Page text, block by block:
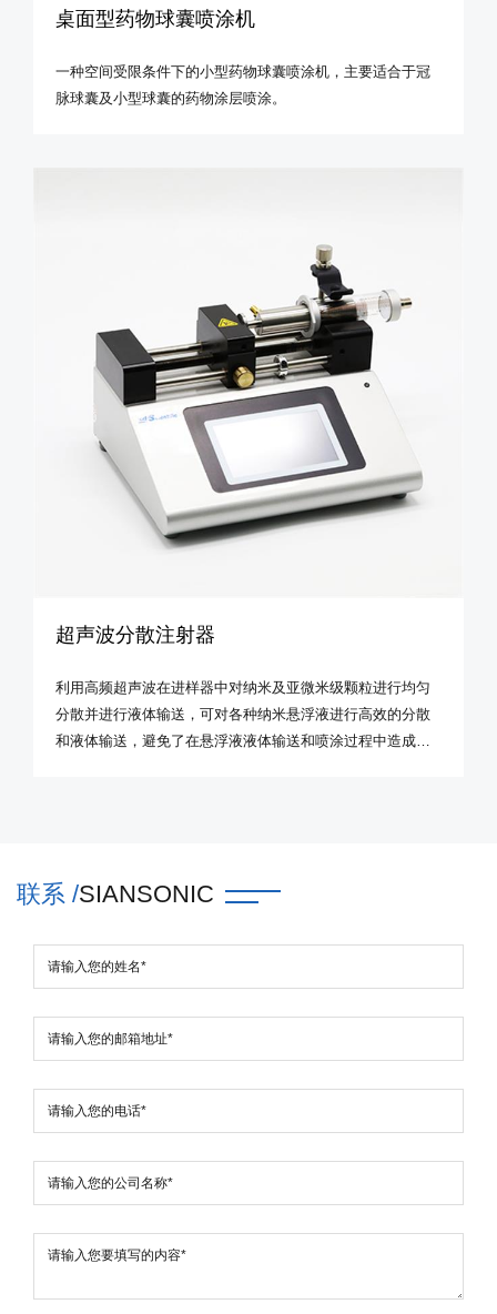
桌面型药物球囊喷涂机
一种空间受限条件下的小型药物球囊喷涂机，主要适合于冠
脉球囊及小型球囊的药物涂层喷涂。
超声波分散注射器
利用高频超声波在进样器中对纳米及亚微米级颗粒进行均匀
分散并进行液体输送，可对各种纳米悬浮液进行高效的分散
和液体输送，避免了在悬浮液液体输送和喷涂过程中造成的
联系 /SIANSONIC